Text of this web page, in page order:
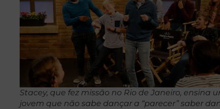
Stacey, que fez missão no Rio de Janeiro, ensina
jovem que não sabe dançar a “parecer” saber